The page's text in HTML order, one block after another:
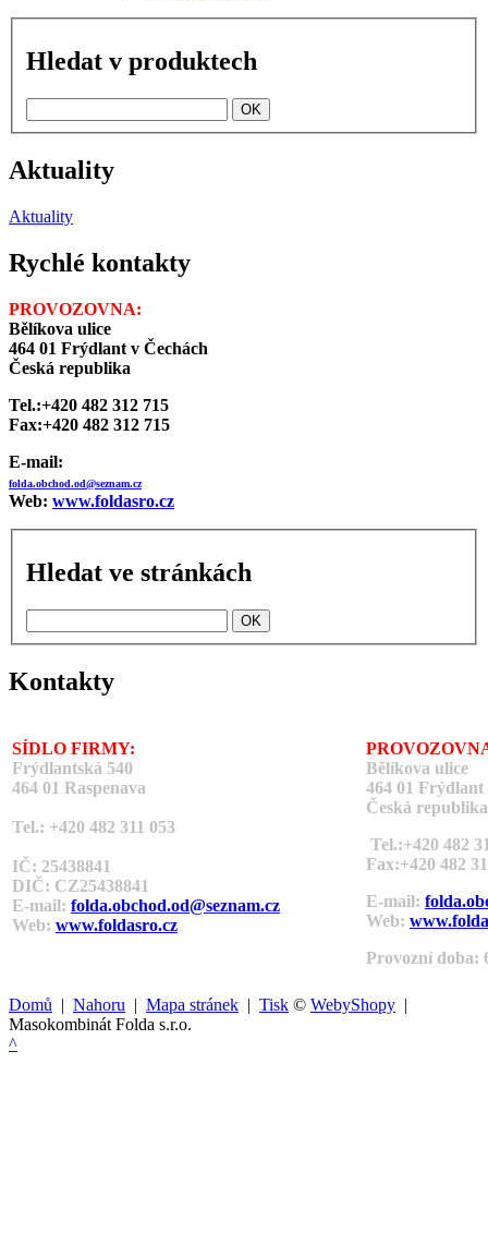
Hledat v produktech
Aktuality
Aktuality
Rychlé kontakty
PROVOZOVNA:
Bělíkova ulice
464 01 Frýdlant v Čechách
Česká republika
Tel.:+420 482 312 715
Fax:+420 482 312 715
E-mail:
folda.obchod.od@seznam.cz
Web: www.foldasro.cz
Hledat ve stránkách
Kontakty
SÍDLO FIRMY:
Frýdlantská 540
464 01 Raspenava
Tel.: +420 482 311 053
IČ: 25438841
DIČ: CZ25438841
E-mail: folda.obchod.od@seznam.cz
Web: www.foldasro.cz
Bělíkova ulice
464 01 Frýdlant
Česká republika
Tel.:+420 482
Fax:+420 482
E-mail:
Web:
Provozní doba:
Domů | Nahoru | Mapa stránek | Tisk © WebyShopy |
Masokombinát Folda s.r.o.
^